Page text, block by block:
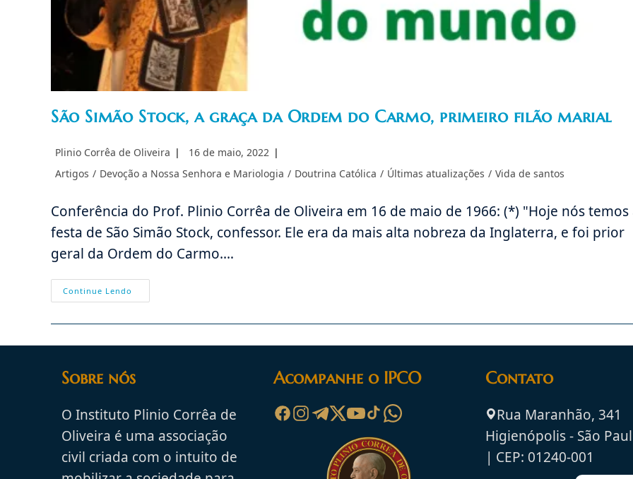
São Simão Stock, a graça da Ordem do Carmo, primeiro filão marial
Autor
post:
Plinio Corrêa de Oliveira
Post
16 de maio, 2022
Categoria
Artigos / Devoção a Nossa Senhora e Mariologia / Doutrina Católica / Últimas atualizações / Vida de santos
Conferência do Prof. Plinio Corrêa de Oliveira em 16 de maio de 1966: (*) "Hoje nós temos
festa de São Simão Stock, confessor. Ele era da mais alta nobreza da Inglaterra, e foi prior
geral da Ordem do Carmo.…
Continue Lendo
Simão
A
Ordem
Primeiro
Sobre nós
O Instituto Plinio Corrêa de
Oliveira é uma associação
civil criada com o intuito de
Acompanhe o IPCO Contato
Rua Maranhão, 341
Higienópolis - São
| CEP: 01240-001